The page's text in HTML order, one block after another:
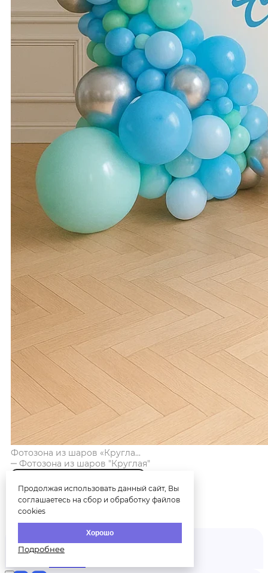
Фотозона из шаров «Кругла...
Фотозона из шаров "Круглая"
Продолжая использовать данный сайт, Вы
соглашаетесь на сбор и обработку файлов
cookies
Хорошо
Подробнее